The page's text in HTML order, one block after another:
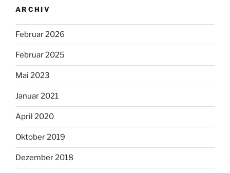
ARCHIV
Februar 2026
Februar 2025
Mai 2023
Januar 2021
April 2020
Oktober 2019
Dezember 2018